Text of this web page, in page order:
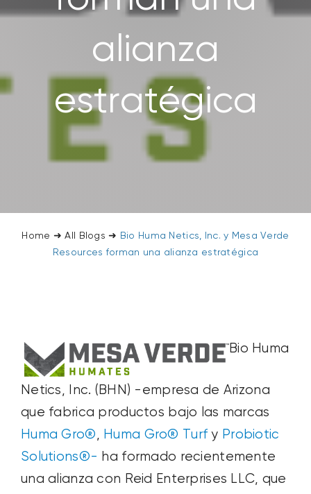
SEARCH
alianza
estratégica
Home ➜All Blogs ➜ Bio Huma Netics, Inc. y Mesa Verde
Resources forman una alianza estratégica
Bio Huma
Netics, Inc. (BHN) -empresa de Arizona
que fabrica productos bajo las marcas
HumaGro®, Huma Gro® Turf y Probiotic
Solutions®- ha formado recientemente
una alianza con Reid Enterprises LLC, que